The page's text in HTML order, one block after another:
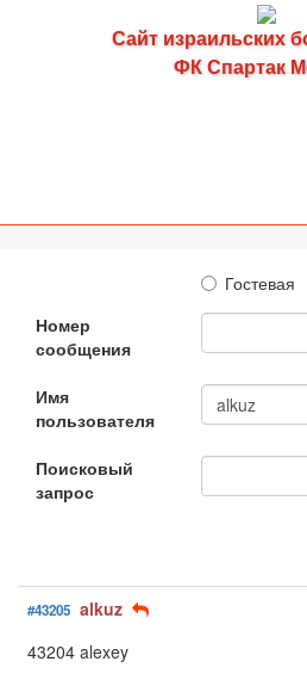
Сайт израильских
ФК Спартак
Гостевая
Номер
сообщения
Имя
пользователя
Поисковый
запрос
#43205 alkuz
43204 alexey